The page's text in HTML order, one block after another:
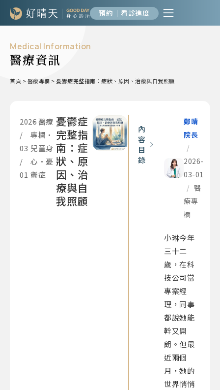
預約｜看診進度
Medical Information
醫療資訊
首頁 >醫療專欄 > 憂鬱症完整指南：症狀、原因、治療與自我照顧
2026
/
03
/
01
•醫療
專欄 •
兒童身
心 • 憂
鬱症
憂鬱症
完整指
南：症
狀、原
因、治
療與自
我照顧
內
容
目
錄
鄭晴
院長
/
2026-
03-01
/ 醫
療專
欄
小琳今年
三十二
歲，在科
技公司當
專案經
理，同事
都說她能
幹又開
朗。但最
近兩個
月，她的
世界悄悄